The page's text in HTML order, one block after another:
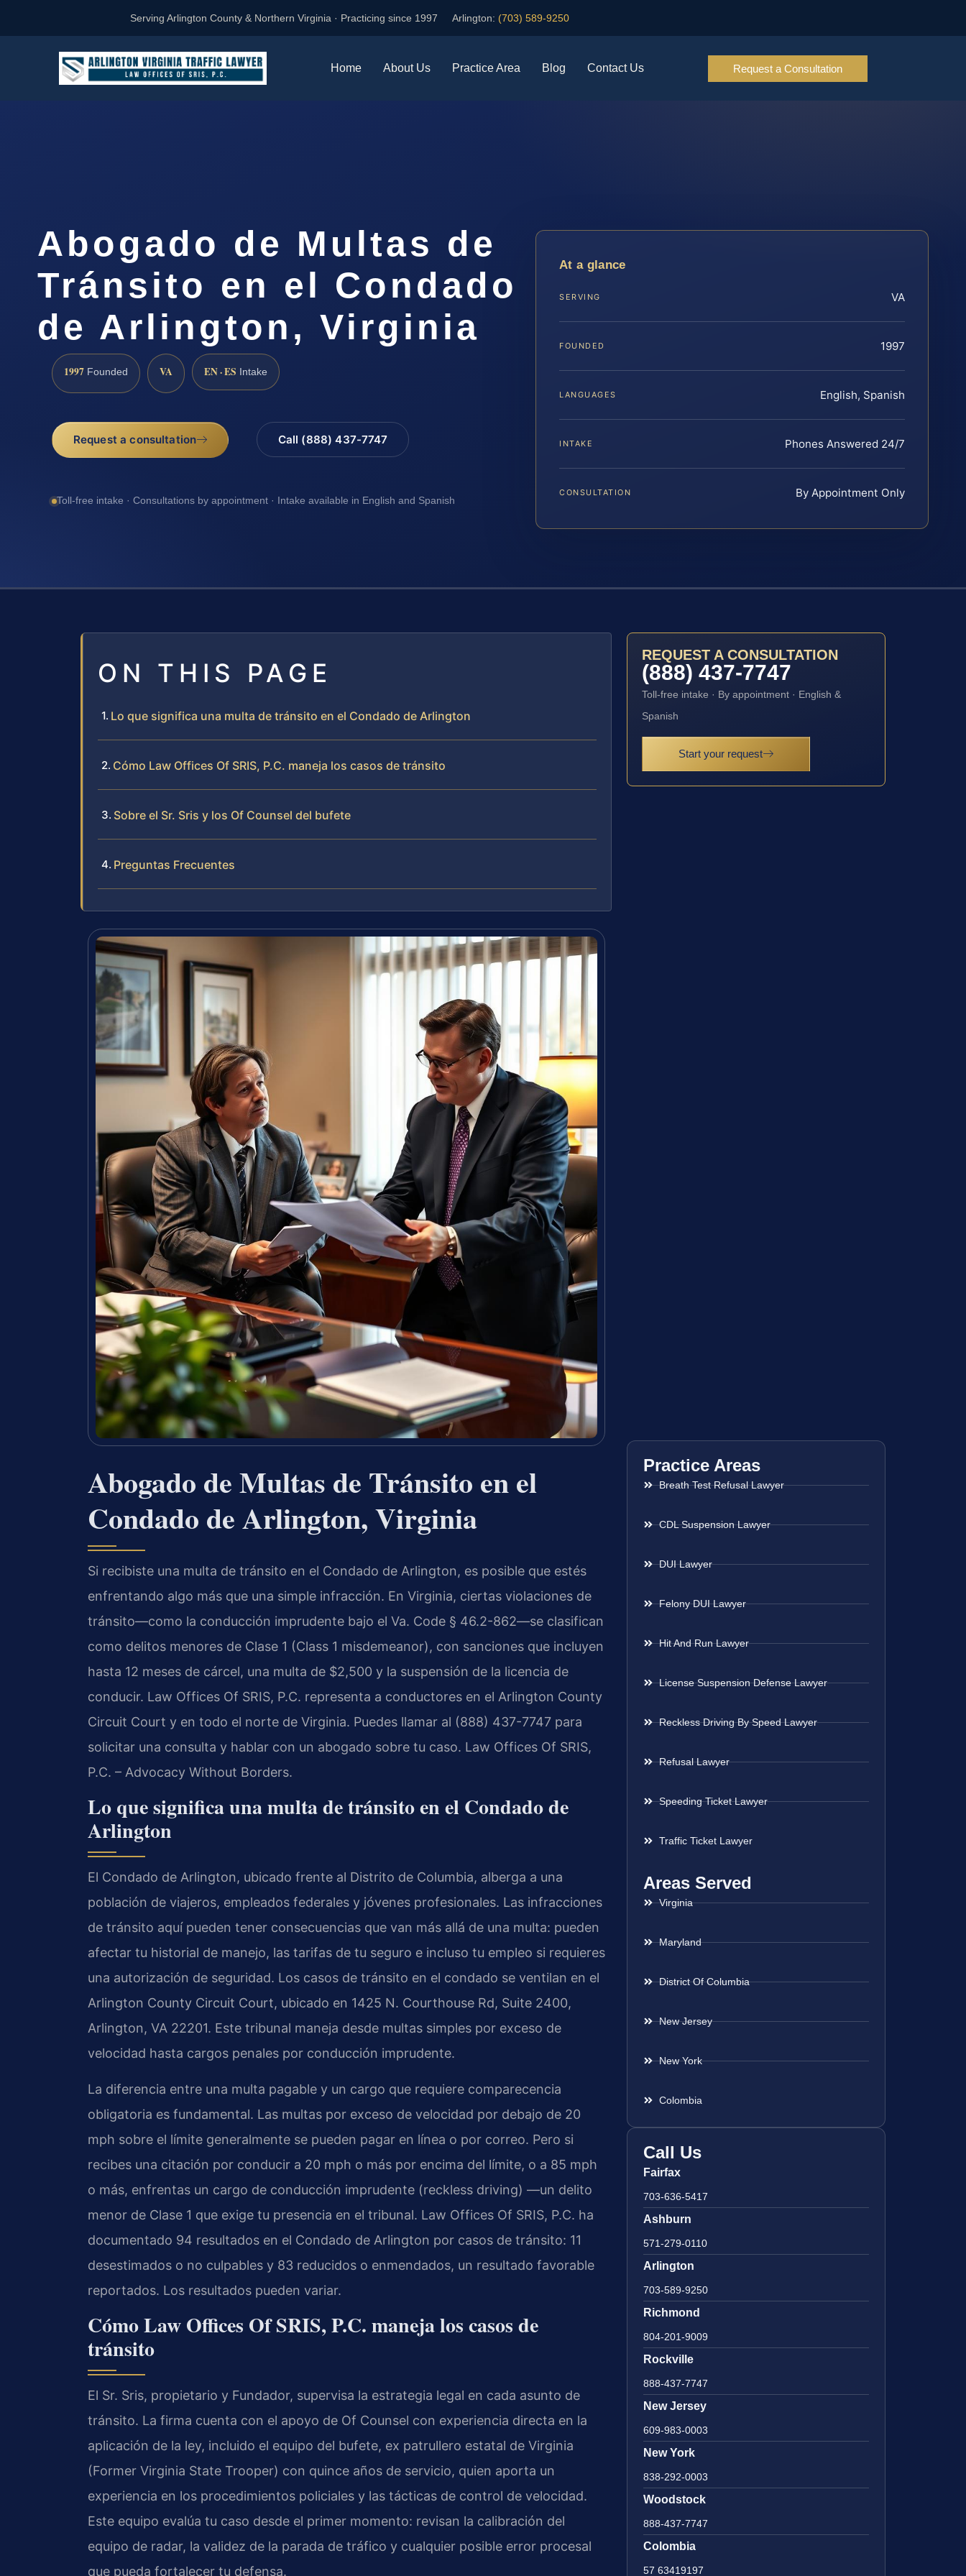
Serving Arlington County & Northern Virginia · Practicing since 1997 Arlington: (703) 589-9250
Home About Us Practice Area Blog Contact Us Request a Consultation
Abogado de Multas de
Tránsito en el Condado
de Arlington, Virginia
1997 Founded VA EN · ES Intake
Request a consultation Call (888) 437-7747
Toll-free intake · Consultations by appointment · Intake available in English and Spanish
At a glance
SERVING VA
FOUNDED 1997
LANGUAGES English, Spanish
INTAKE Phones Answered 24/7
CONSULTATION By Appointment Only
ON THIS PAGE
Lo que significa una multa de tránsito en el Condado de Arlington
Cómo Law Offices Of SRIS, P.C. maneja los casos de tránsito
Sobre el Sr. Sris y los Of Counsel del bufete
Preguntas Frecuentes
Abogado de Multas de Tránsito en el
Condado de Arlington, Virginia
Si recibiste una multa de tránsito en el Condado de Arlington, es posible que estés
enfrentando algo más que una simple infracción. En Virginia, ciertas violaciones de
tránsito—como la conducción imprudente bajo el Va. Code § 46.2-862—se clasifican
como delitos menores de Clase 1 (Class 1 misdemeanor), con sanciones que incluyen
hasta 12 meses de cárcel, una multa de $2,500 y la suspensión de la licencia de
conducir. Law Offices Of SRIS, P.C. representa a conductores en el Arlington County
Circuit Court y en todo el norte de Virginia. Puedes llamar al (888) 437-7747 para
solicitar una consulta y hablar con un abogado sobre tu caso. Law Offices Of SRIS,
P.C. – Advocacy Without Borders.
Lo que significa una multa de tránsito en el Condado de
Arlington
El Condado de Arlington, ubicado frente al Distrito de Columbia, alberga a una
población de viajeros, empleados federales y jóvenes profesionales. Las infracciones
de tránsito aquí pueden tener consecuencias que van más allá de una multa: pueden
afectar tu historial de manejo, las tarifas de tu seguro e incluso tu empleo si requieres
una autorización de seguridad. Los casos de tránsito en el condado se ventilan en el
Arlington County Circuit Court, ubicado en 1425 N. Courthouse Rd, Suite 2400,
Arlington, VA 22201. Este tribunal maneja desde multas simples por exceso de
velocidad hasta cargos penales por conducción imprudente.
La diferencia entre una multa pagable y un cargo que requiere comparecencia
obligatoria es fundamental. Las multas por exceso de velocidad por debajo de 20
mph sobre el límite generalmente se pueden pagar en línea o por correo. Pero si
recibes una citación por conducir a 20 mph o más por encima del límite, o a 85 mph
o más, enfrentas un cargo de conducción imprudente (reckless driving) —un delito
menor de Clase 1 que exige tu presencia en el tribunal. Law Offices Of SRIS, P.C. ha
documentado 94 resultados en el Condado de Arlington por casos de tránsito: 11
desestimados o no culpables y 83 reducidos o enmendados, un resultado favorable
reportados. Los resultados pueden variar.
Cómo Law Offices Of SRIS, P.C. maneja los casos de
tránsito
El Sr. Sris, propietario y Fundador, supervisa la estrategia legal en cada asunto de
tránsito. La firma cuenta con el apoyo de Of Counsel con experiencia directa en la
aplicación de la ley, incluido el equipo del bufete, ex patrullero estatal de Virginia
(Former Virginia State Trooper) con quince años de servicio, quien aporta un
experiencia en los procedimientos policiales y las tácticas de control de velocidad.
Este equipo evalúa tu caso desde el primer momento: revisan la calibración del
equipo de radar, la validez de la parada de tráfico y cualquier posible error procesal
que pueda fortalecer tu defensa.
REQUEST A CONSULTATION
(888) 437-7747
Toll-free intake · By appointment · English &
Spanish
Start your request
Practice Areas
Breath Test Refusal Lawyer
CDL Suspension Lawyer
DUI Lawyer
Felony DUI Lawyer
Hit And Run Lawyer
License Suspension Defense Lawyer
Reckless Driving By Speed Lawyer
Refusal Lawyer
Speeding Ticket Lawyer
Traffic Ticket Lawyer
Areas Served
Virginia
Maryland
District Of Columbia
New Jersey
New York
Colombia
Call Us
Fairfax
703-636-5417
Ashburn
571-279-0110
Arlington
703-589-9250
Richmond
804-201-9009
Rockville
888-437-7747
New Jersey
609-983-0003
New York
838-292-0003
Woodstock
888-437-7747
Colombia
57 63419197